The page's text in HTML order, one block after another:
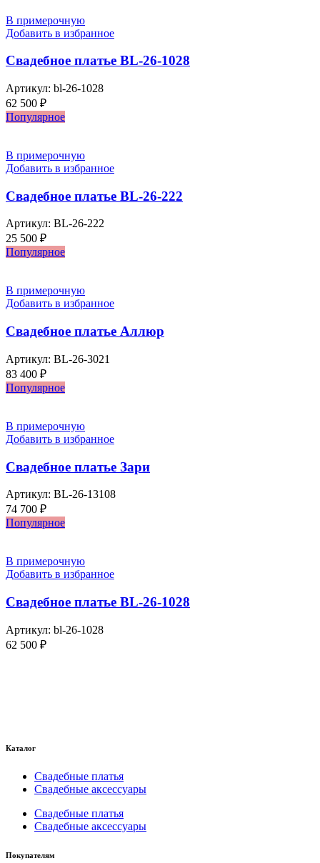
В примерочную
Добавить в избранное
Свадебное платье BL-26-1028
Артикул: bl-26-1028
62 500 ₽
Популярное
В примерочную
Добавить в избранное
Свадебное платье BL-26-222
Артикул: BL-26-222
25 500 ₽
Популярное
В примерочную
Добавить в избранное
Свадебное платье Аллюр
Артикул: BL-26-3021
83 400 ₽
Популярное
В примерочную
Добавить в избранное
Свадебное платье Зари
Артикул: BL-26-13108
74 700 ₽
Популярное
В примерочную
Добавить в избранное
Свадебное платье BL-26-1028
Артикул: bl-26-1028
62 500 ₽
Каталог
Свадебные платья
Свадебные аксессуары
Свадебные платья
Свадебные аксессуары
Покупателям